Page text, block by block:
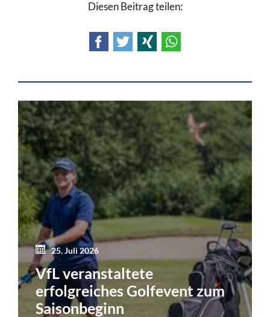
Diesen Beitrag teilen:
FacebookTwitterXing
25. Juli 2026
VfL veranstaltete
erfolgreiches Golfevent zum
Saisonbeginn